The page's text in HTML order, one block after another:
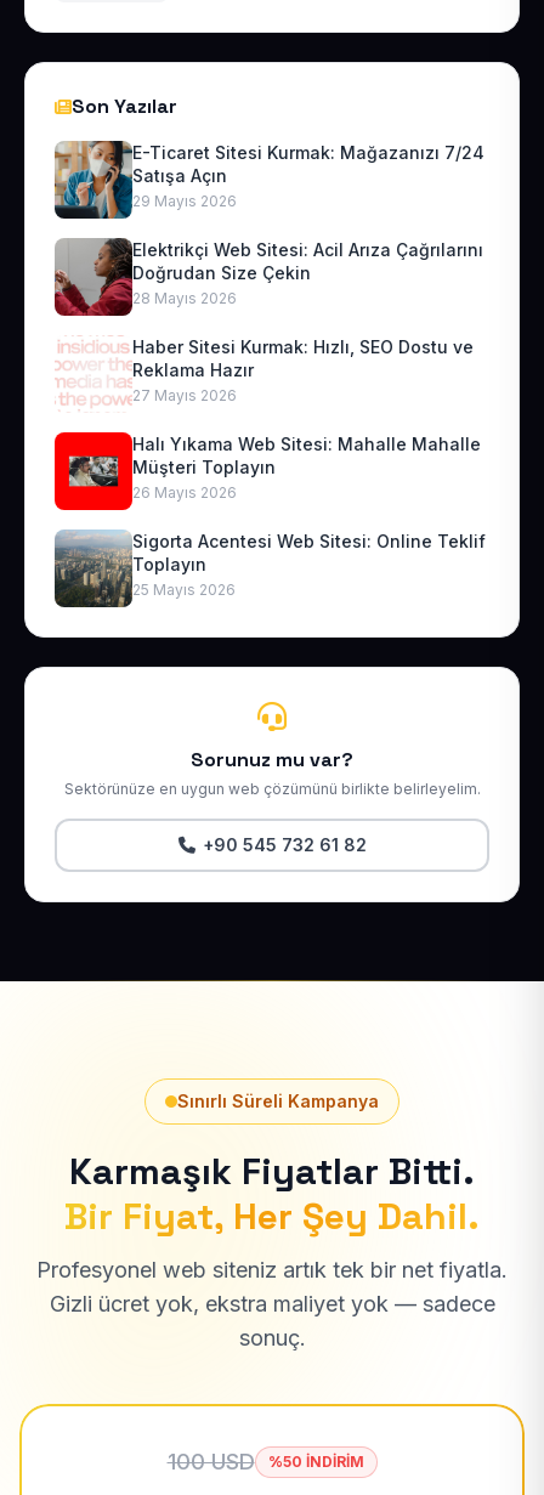
Son Yazılar
E-Ticaret Sitesi Kurmak: Mağazanızı 7/24
Satışa Açın
29 Mayıs 2026
Elektrikçi Web Sitesi: Acil Arıza Çağrılarını
Doğrudan Size Çekin
28 Mayıs 2026
Haber Sitesi Kurmak: Hızlı, SEO Dostu ve
Reklama Hazır
27 Mayıs 2026
Halı Yıkama Web Sitesi: Mahalle Mahalle
Müşteri Toplayın
26 Mayıs 2026
Sigorta Acentesi Web Sitesi: Online Teklif
Toplayın
25 Mayıs 2026
Sorunuz mu var?
Sektörünüze en uygun web çözümünü birlikte belirleyelim.
+90 545 732 61 82
Sınırlı Süreli Kampanya
Karmaşık Fiyatlar Bitti.
Bir Fiyat, Her Şey Dahil.
Profesyonel web siteniz artık tek bir net fiyatla.
Gizli ücret yok, ekstra maliyet yok — sadece
sonuç.
100 USD %50 İNDİRİM